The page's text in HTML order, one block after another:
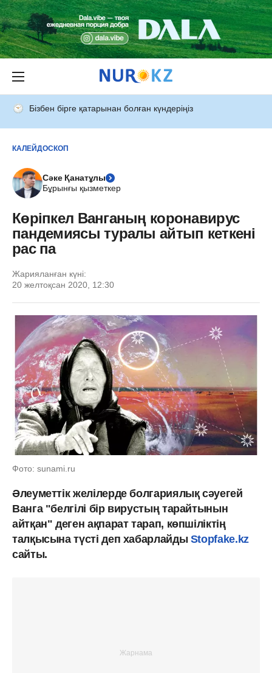
Бізбен бірге қатарынан болған күндеріңіз
КАЛЕЙДОСКОП
Сәке Қанатұлы
Бұрынғы қызметкер
Көріпкел Ванганың коронавирус
пандемиясы туралы айтып кеткені
рас па
Жарияланған күні:
20 желтоқсан 2020, 12:30
Фото: sunami.ru
Әлеуметтік желілерде болгариялық сәуегей
Ванга "белгілі бір вирустың тарайтынын
айтқан" деген ақпарат тарап, көпшіліктің
талқысына түсті деп хабарлайды Stopfake.kz
сайты.